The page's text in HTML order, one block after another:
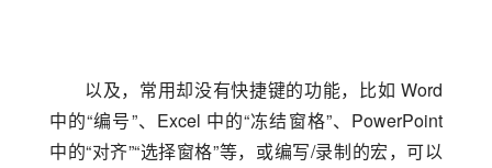
以及，常用却没有快捷键的功能，比如 Word
中的“编号”、Excel 中的“冻结窗格”、PowerPoint
中的“对齐”“选择窗格”等，或编写/录制的宏，可以